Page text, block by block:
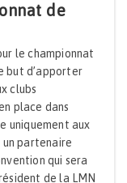
de
le championnat
but d’apporter
clubs
place dans
uniquement aux
partenaire
qui sera
de la LMN